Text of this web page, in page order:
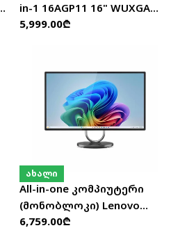
in-1 16AGP11 16" WUXGA
OLED (AMD Ryzen AI 7
ჩვეულებრივი
5,999.00₾
ახალი
All-in-one კომპიუტერი
(მონობლოკი) Lenovo
YOGA AIO 32ILL10 31.5" UHD
ჩვეულებრივი
6,759.00₾